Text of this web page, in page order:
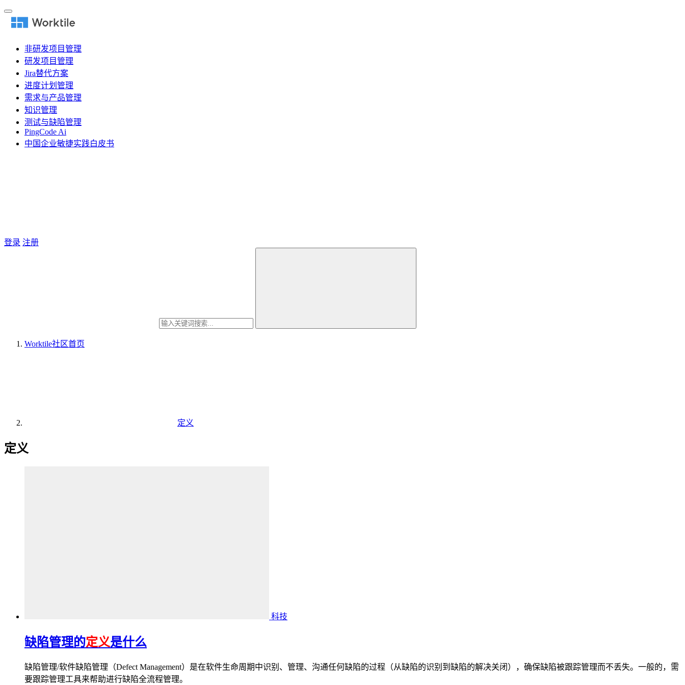
非研发项目管理
研发项目管理
Jira替代方案
进度计划管理
需求与产品管理
知识管理
测试与缺陷管理
PingCode Ai
中国企业敏捷实践白皮书
登录 注册
Worktile社区首页
定义
定义
科技
缺陷管理的定义是什么
缺陷管理/软件缺陷管理（Defect Management）是在软件生命周期中识别、管理、沟通任何缺陷的过程（从缺陷的识别到缺陷的解决关闭），确保缺陷被跟踪管理而不丢失。一般的，需
要跟踪管理工具来帮助进行缺陷全流程管理。